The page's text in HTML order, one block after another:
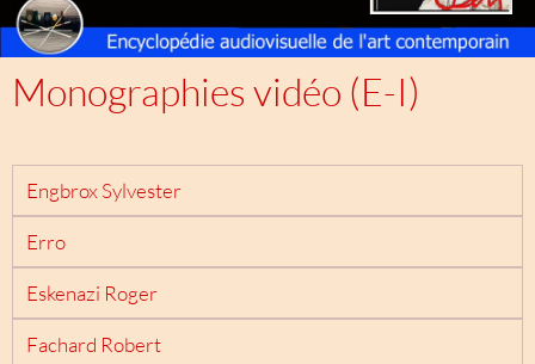
Monographies vidéo (E-I)
Engbrox Sylvester
Erro
Eskenazi Roger
Fachard Robert